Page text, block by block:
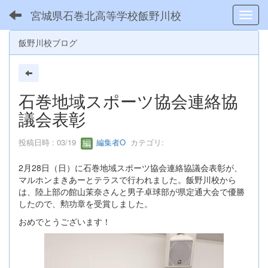
宮城県石巻北高等学校飯野川校
飯野川校ブログ
石巻地域スポーツ協会連絡協
議会表彰
投稿日時 : 03/19 編集者O カテゴリ:
2月28日（日）に石巻地域スポーツ協会連絡協議会表彰が、
マルホンまきあーとテラスで行われました。飯野川校から
は、陸上部の館山茉奈さんと男子卓球部が県定通大会で優勝
したので、勲功章を受賞しました。
おめでとうございます！